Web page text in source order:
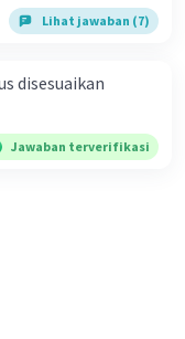
Lihat jawaban (7)
disesuaikan
Jawaban terverifikasi